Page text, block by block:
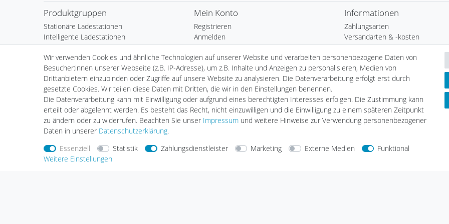
Produktgruppen
Stationäre Ladestationen
Intelligente Ladestationen
Mobile Ladestationen
Ladekabel
plenti Solar
Zubehör
Installation
Mein Konto
Registrieren
Anmelden
Warenkorb
Kasse
Wunschliste
Händleranfrage
Informationen
Zahlungsarten
Versandarten & -kosten
Umwelt & Entsorgung
Auszeichnungen
Elektrofahrzeug-Liste
Wallbox24 Katalog
E-CHECK E-Mobilität Installation
Wallbox Serviceprotokoll
Solar Serviceprotokoll
Nehmen SieKontaktmit uns auf
Wir verwenden Cookies und ähnliche Technologien auf unserer Website und verarbeiten personenbezogene Daten von
Besucher:innen unserer Webseite (z.B. IP-Adresse), um z.B. Inhalte und Anzeigen zu personalisieren, Medien von
Drittanbietern einzubinden oder Zugriffe auf unsere Website zu analysieren. Die Datenverarbeitung erfolgt erst durch
gesetzte Cookies. Wir teilen diese Daten mit Dritten, die wir in den Einstellungen benennen.
Die Datenverarbeitung kann mit Einwilligung oder aufgrund eines berechtigten Interesses erfolgen. Die Zustimmung kann
erteilt oder abgelehnt werden. Es besteht das Recht, nicht einzuwilligen und die Einwilligung zu einem späteren Zeitpunkt
zu ändern oder zu widerrufen. Beachten Sie unser Impressum und weitere Hinweise zur Verwendung personenbezogener
Daten in unserer Daten­schutz­erklärung.
Essenziell
Statistik Zahlungsdienstleister Marketing Externe Medien
Funktional
Weitere Einstellungen